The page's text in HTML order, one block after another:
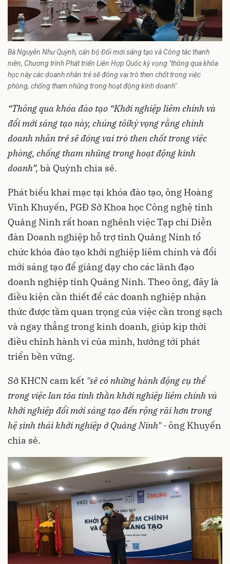
Bà Nguyễn Như Quỳnh, cán bộ Đổi mới sáng tạo và Công tác thanh
niên, Chương trình Phát triển Liên Hợp Quốc kỳ vọng "thông qua khóa
học này các doanh nhân trẻ sẽ đóng vai trò then chốt trong việc
phòng, chống tham nhũng trong hoạt động kinh doanh"
“Thông qua khóa đào tạo “Khởi nghiệp liêm chính và
đổi mới sáng tạo này, chúng tôikỳ vọng rằng chính
doanh nhân trẻ sẽ đóng vai trò then chốt trong việc
phòng, chống tham nhũng trong hoạt động kinh
doanh”, bà Quỳnh chia sẻ.
Phát biểu khai mạc tại khóa đào tạo, ông Hoàng
Vĩnh Khuyến, PGĐ Sở Khoa học Công nghệ tỉnh
Quảng Ninh rất hoan nghênh việc Tạp chí Diễn
đàn Doanh nghiệp hỗ trợ tỉnh Quảng Ninh tổ
chức khóa đào tạo khởi nghiệp liêm chính và đổi
mới sáng tạo để giảng dạy cho các lãnh đạo
doanh nghiệp tỉnh Quảng Ninh. Theo ông, đây là
điều kiện cần thiết để các doanh nghiệp nhận
thức được tầm quan trọng của việc cần trong sạch
và ngay thẳng trong kinh doanh, giúp kịp thời
điều chỉnh hành vi của mình, hướng tới phát
triển bền vững.
Sở KHCN cam kết "sẽ có những hành động cụ thể
trong việc lan tỏa tinh thần khởi nghiệp liêm chính và
khởi nghiệp đổi mới sáng tạo đến rộng rãi hơn trong
hệ sinh thái khởi nghiệp ở Quảng Ninh" -ông Khuyến
chia sẻ.